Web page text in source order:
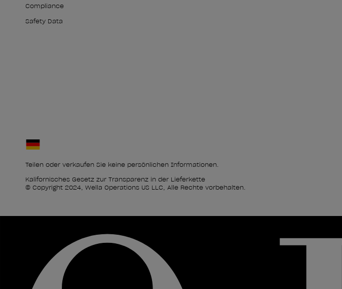
Compliance
Safety Data
Teilen oder verkaufen Sie keine persönlichen Informationen.
Kalifornisches Gesetz zur Transparenz in der Lieferkette
© Copyright 2024, Wella Operations US LLC, Alle Rechte vorbehalten.